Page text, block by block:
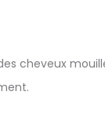
cheveux